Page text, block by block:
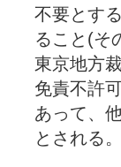
不要とす
ること(そ
東京地方
免責不許
あって、
とされる。